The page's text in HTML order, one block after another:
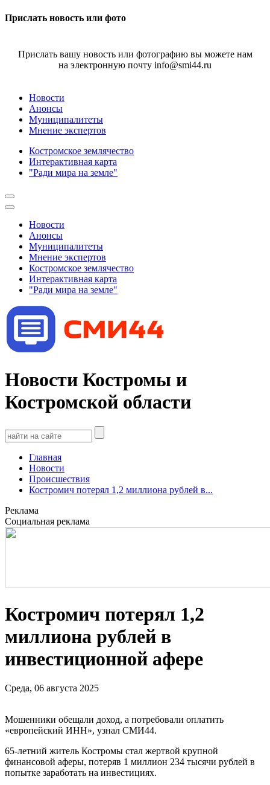
Прислать новость или фото
Прислать вашу новость или фотографию вы можете нам
на электронную почту info@smi44.ru
Новости
Анонсы
Муниципалитеты
Мнение экспертов
Костромское землячество
Интерактивная карта
"Ради мира на земле"
Новости
Анонсы
Муниципалитеты
Мнение экспертов
Костромское землячество
Интерактивная карта
"Ради мира на земле"
Новости Костромы и
Костромской области
Главная
Новости
Происшествия
Костромич потерял 1,2 миллиона рублей в...
Реклама
Социальная реклама
Костромич потерял 1,2
миллиона рублей в
инвестиционной афере
Среда, 06 августа 2025
Мошенники обещали доход, а потребовали оплатить
«европейский ИНН», узнал СМИ44.
65-летний житель Костромы стал жертвой крупной
финансовой аферы, потеряв 1 миллион 234 тысячи рублей в
попытке заработать на инвестициях.